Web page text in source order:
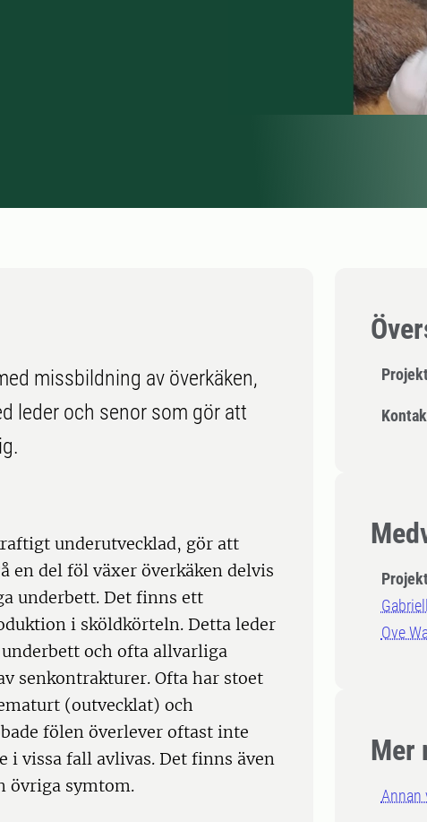
Ove
Mer
Annan
missbildning av överkäken,
leder och senor som gör att
underutvecklad, gör att
en del föl växer överkäken delvis
underbett. Det finns ett
i sköldkörteln. Detta leder
och ofta allvarliga
senkontrakturer. Ofta har stoet
(outvecklat) och
fölen överlever oftast inte
i vissa fall avlivas. Det finns även
övriga symtom.